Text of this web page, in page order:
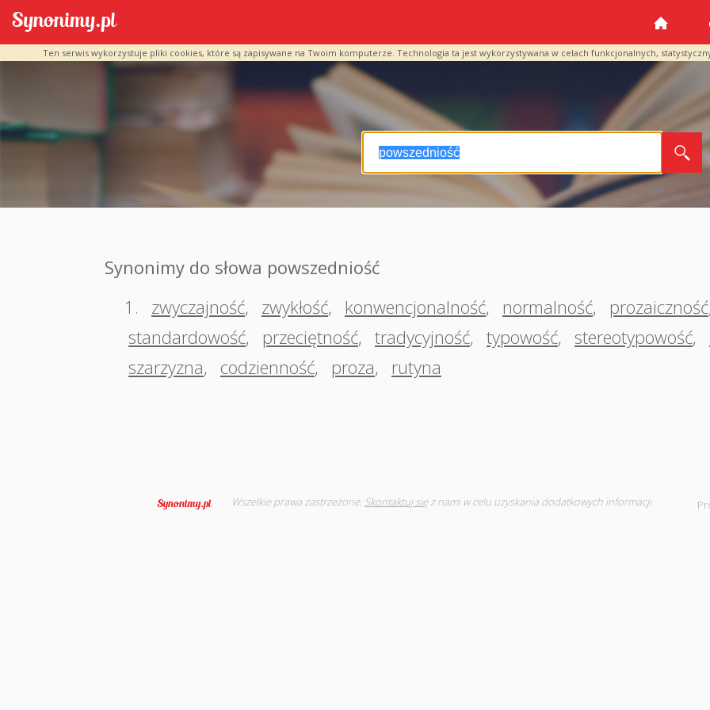
Ten serwis wykorzystuje pliki cookies, które są zapisywane na Twoim komputerze. Technologia ta jest wykorzystywana w celach funkcjonalnych,
Synonimy do słowa powszedniość
1.
zwyczajność, zwykłość, konwencjonalność, normalność, prozaiczność,
standardowość, przeciętność, tradycyjność, typowość, stereotypowość,
szarzyzna, codzienność, proza, rutyna
Wszelkie prawa zastrzeżone. Skontaktuj sięz nami w celu uzyskania dodatkowych informacji